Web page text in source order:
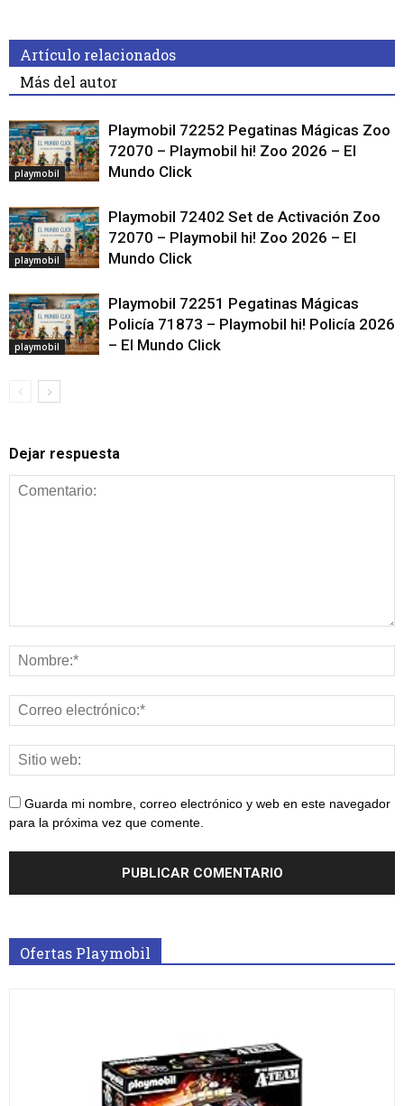
Artículo relacionados
Más del autor
playmobil
Playmobil 72252 Pegatinas Mágicas Zoo
72070 – Playmobil hi! Zoo 2026 – El
Mundo Click
playmobil
Playmobil 72402 Set de Activación Zoo
72070 – Playmobil hi! Zoo 2026 – El
Mundo Click
playmobil
Playmobil 72251 Pegatinas Mágicas
Policía 71873 – Playmobil hi! Policía 2026
– El Mundo Click
Dejar respuesta
Guarda mi nombre, correo electrónico y web en este navegador
para la próxima vez que comente.
Ofertas Playmobil